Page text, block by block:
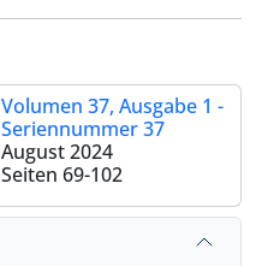
Volumen 37, Ausgabe 1 -
Seriennummer 37
August 2024
Seiten 69-102